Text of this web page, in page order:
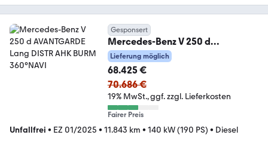
Gesponsert
Mercedes-Benz V 250 d
AVANTGARDE Lang DISTR AHK
BURM 360°NAVI
Lieferung möglich
68.425 €
70.686 €
19% MwSt. ggf. zzgl. Lieferkosten
Fairer Preis
Unfallfrei • EZ 01/2025 • 11.843 km • 140 kW (190 PS) • Diesel